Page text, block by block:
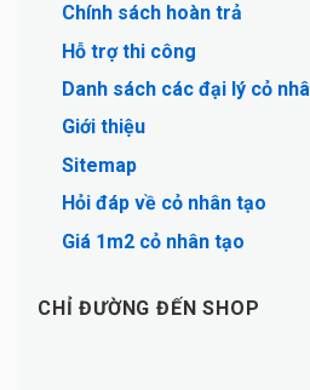
Chính sách hoàn trả
Hỗ trợ thi công
Danh sách các đại lý cỏ
Giới thiệu
Sitemap
Hỏi đáp về cỏ nhân tạo
Giá 1m2 cỏ nhân tạo
CHỈ ĐƯỜNG ĐẾN SHOP